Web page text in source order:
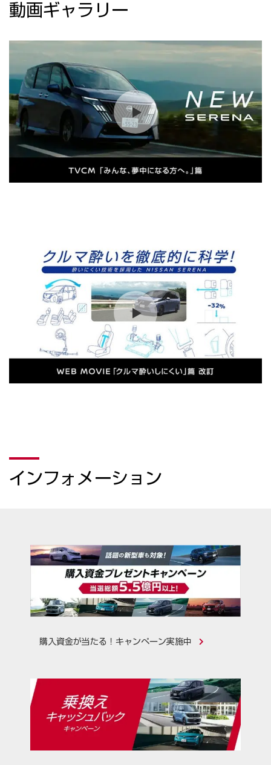
動画ギャラリー
インフォメーション
購入資金が当たる！キャンペーン実施中